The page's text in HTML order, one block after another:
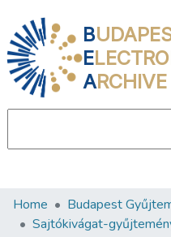
B
E
ARCHIVE
Communities &
Home Budapest
Sajtókivágat-